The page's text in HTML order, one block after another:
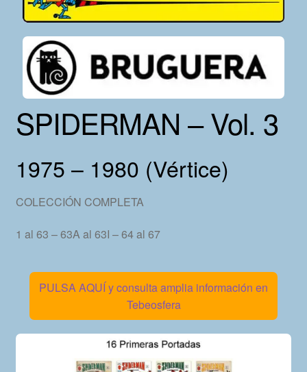
SPIDERMAN – Vol. 3
1975 – 1980 (Vértice)
COLECCIÓN COMPLETA
1 al 63 – 63A al 63I – 64 al 67
PULSA AQUÍ y consulta amplia información en
Tebeosfera